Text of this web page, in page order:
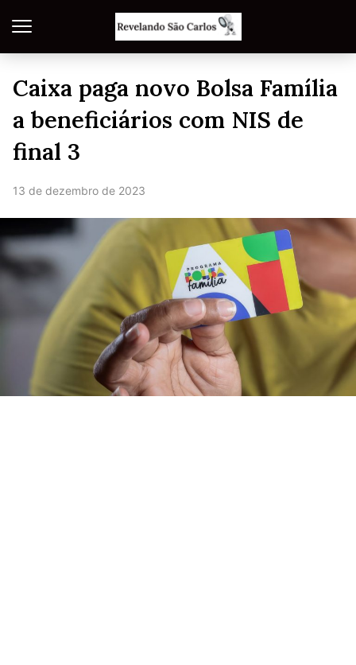
Caixa paga novo Bolsa Família
a beneficiários com NIS de
final 3
13 de dezembro de 2023